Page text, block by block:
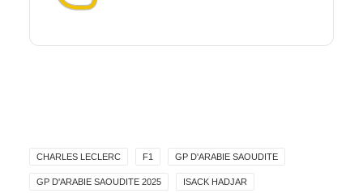
CHARLES LECLERC F1 GP D'ARABIE SAOUDITE
GP D'ARABIE SAOUDITE 2025 ISACK HADJAR